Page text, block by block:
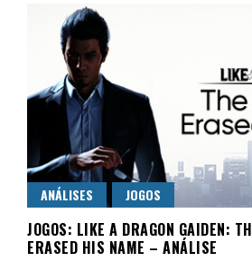
ANÁLISES JOGOS
JOGOS: LIKE A DRAGON GAIDEN:
ERASED HIS NAME – ANÁLISE